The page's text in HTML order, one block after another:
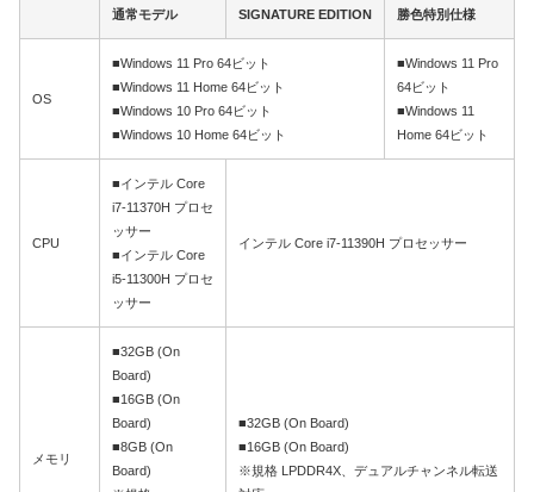
通常モデル SIGNATURE EDITION 勝色特別仕様
OS
■Windows 11 Pro 64ビット
■Windows 11 Home 64ビット
■Windows 10 Pro 64ビット
■Windows 10 Home 64ビット
■Windows 11 Pro
64ビット
■Windows 11
Home 64ビット
CPU
■インテル Core
i7-11370H プロセ
ッサー
■インテル Core
i5-11300H プロセ
ッサー
インテル Core i7-11390H プロセッサー
メモリ
■32GB (On
Board)
■16GB (On
Board)
■8GB (On
Board)
■32GB (On Board)
■16GB (On Board)
※規格 LPDDR4X、デュアルチャンネル転送